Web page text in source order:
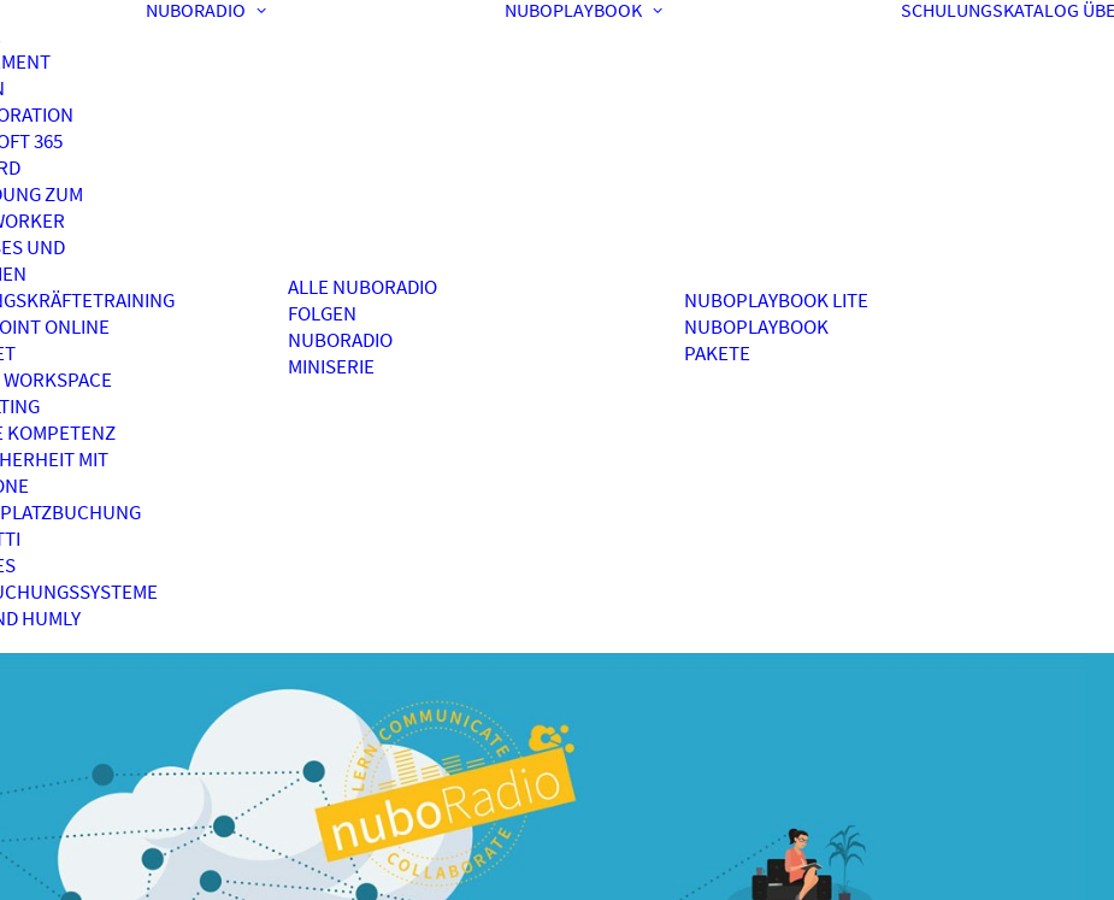
365
ZUM
UND
ONLINE
KOMPETENZ
MIT
HUMLY
NUBORADIO
ALLE NUBORADIO
FOLGEN
NUBORADIO
MINISERIE
NUBOPLAYBOOK
NUBOPLAYBOOK LITE
NUBOPLAYBOOK
PAKETE
SCHULUNGSKATALOG